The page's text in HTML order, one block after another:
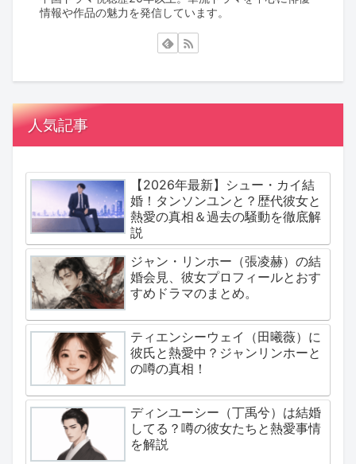
情報や作品の魅力を発信しています。
人気記事
【2026年最新】シュー・カイ結
婚！タンソンユンと？歴代彼女と
熱愛の真相＆過去の騒動を徹底解
説
ジャン・リンホー（張凌赫）の結
婚会見、彼女プロフィールとおす
すめドラマのまとめ。
ティエンシーウェイ（田曦薇）に
彼氏と熱愛中？ジャンリンホーと
の噂の真相！
ディンユーシー（丁禹兮）は結婚
してる？噂の彼女たちと熱愛事情
を解説